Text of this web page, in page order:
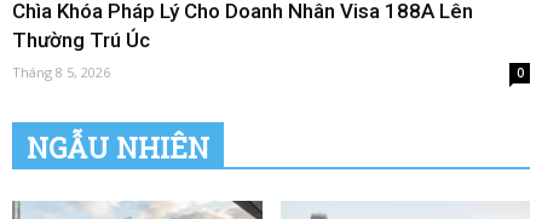
Chìa Khóa Pháp Lý Cho Doanh Nhân Visa 188A Lên
Thường Trú Úc
Tháng 8 5, 2026 0
NGẪU NHIÊN